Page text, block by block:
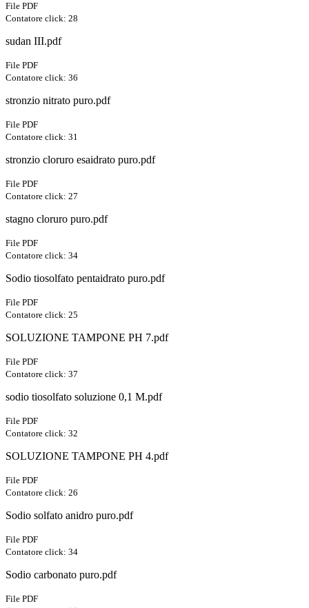
File PDF
Contatore click: 28
sudan III.pdf
File PDF
Contatore click: 36
stronzio nitrato puro.pdf
File PDF
Contatore click: 31
stronzio cloruro esaidrato puro.pdf
File PDF
Contatore click: 27
stagno cloruro puro.pdf
File PDF
Contatore click: 34
Sodio tiosolfato pentaidrato puro.pdf
File PDF
Contatore click: 25
SOLUZIONE TAMPONE PH 7.pdf
File PDF
Contatore click: 37
sodio tiosolfato soluzione 0,1 M.pdf
File PDF
Contatore click: 32
SOLUZIONE TAMPONE PH 4.pdf
File PDF
Contatore click: 26
Sodio solfato anidro puro.pdf
File PDF
Contatore click: 34
Sodio carbonato puro.pdf
File PDF